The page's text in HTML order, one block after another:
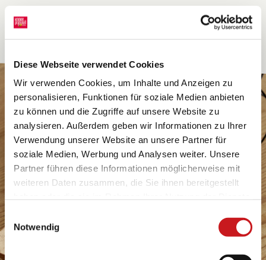
Diese Webseite verwendet Cookies
Wir verwenden Cookies, um Inhalte und Anzeigen zu
personalisieren, Funktionen für soziale Medien anbieten
zu können und die Zugriffe auf unsere Website zu
analysieren. Außerdem geben wir Informationen zu Ihrer
Verwendung unserer Website an unsere Partner für
soziale Medien, Werbung und Analysen weiter. Unsere
Partner führen diese Informationen möglicherweise mit
weiteren Daten zusammen, die Sie ihnen bereitgestellt
Datenschutzhinweisen
mehr darüber, wer wir sind, wie
personenbezogene Daten verarbeiten. Hier geht’s zum
Einwilligungsauswahl
Notwendig